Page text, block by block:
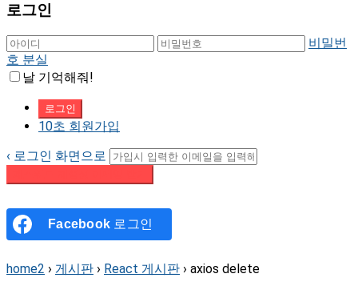
로그인
비밀번
호 분실
날 기억해줘!
10초 회원가입
‹ 로그인 화면으로
Facebook 로그인
home2 › 게시판 › React 게시판 › axios delete